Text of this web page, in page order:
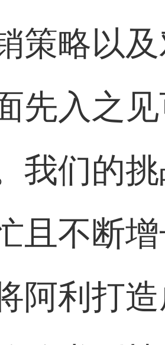
策略以
先入之
我们的
且不断增
阿利打